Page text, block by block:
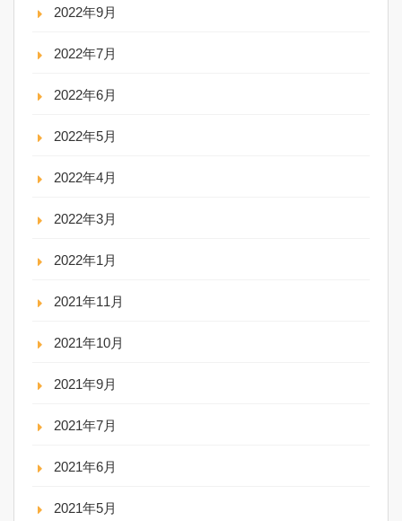
2022年9月
2022年7月
2022年6月
2022年5月
2022年4月
2022年3月
2022年1月
2021年11月
2021年10月
2021年9月
2021年7月
2021年6月
2021年5月